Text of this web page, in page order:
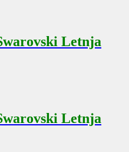
Letnja
Letnja